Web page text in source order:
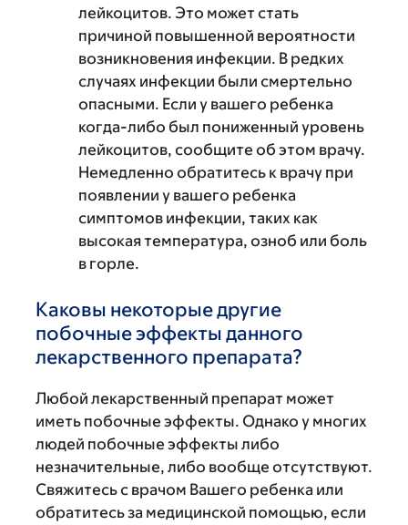
лейкоцитов. Это может стать
причиной повышенной вероятности
возникновения инфекции. В редких
случаях инфекции были смертельно
опасными. Если у вашего ребенка
когда-либо был пониженный уровень
лейкоцитов, сообщите об этом врачу.
Немедленно обратитесь к врачу при
появлении у вашего ребенка
симптомов инфекции, таких как
высокая температура, озноб или боль
в горле.
Каковы некоторые другие
побочные эффекты данного
лекарственного препарата?
Любой лекарственный препарат может
иметь побочные эффекты. Однако у многих
людей побочные эффекты либо
незначительные, либо вообще отсутствуют.
Свяжитесь с врачом Вашего ребенка или
обратитесь за медицинской помощью, если